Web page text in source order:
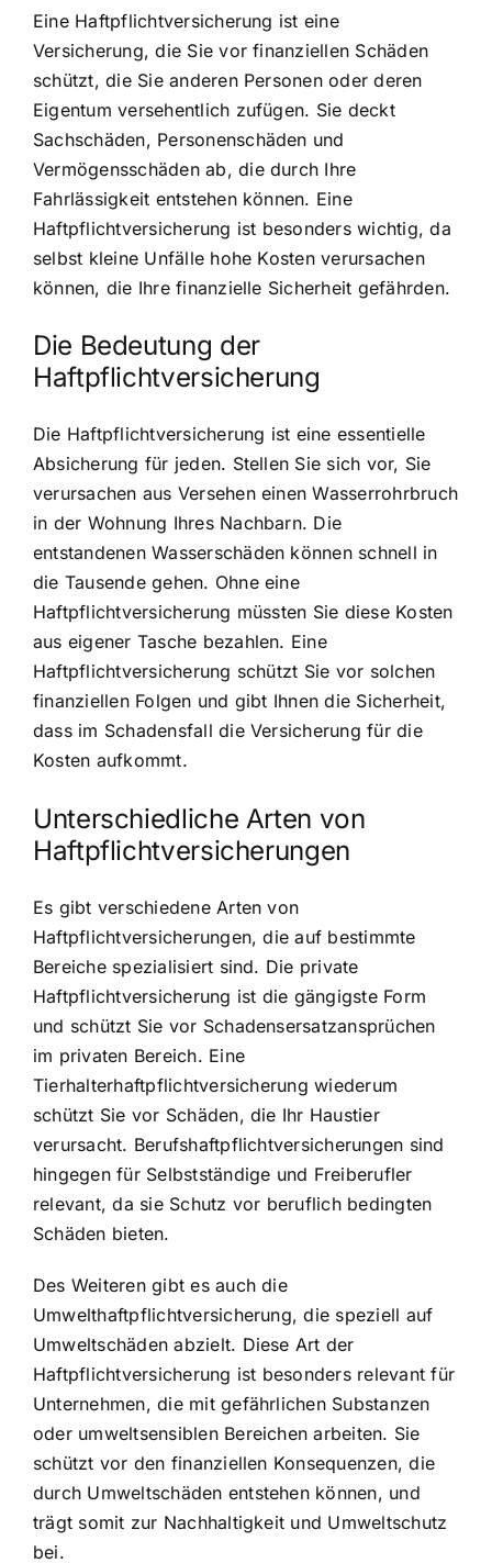
Eine Haftpflichtversicherung ist eine
Versicherung, die Sie vor finanziellen Schäden
schützt, die Sie anderen Personen oder deren
Eigentum versehentlich zufügen. Sie deckt
Sachschäden, Personenschäden und
Vermögensschäden ab, die durch Ihre
Fahrlässigkeit entstehen können. Eine
Haftpflichtversicherung ist besonders wichtig, da
selbst kleine Unfälle hohe Kosten verursachen
können, die Ihre finanzielle Sicherheit gefährden.
Die Bedeutung der
Haftpflichtversicherung
Die Haftpflichtversicherung ist eine essentielle
Absicherung für jeden. Stellen Sie sich vor, Sie
verursachen aus Versehen einen Wasserrohrbruch
in der Wohnung Ihres Nachbarn. Die
entstandenen Wasserschäden können schnell in
die Tausende gehen. Ohne eine
Haftpflichtversicherung müssten Sie diese Kosten
aus eigener Tasche bezahlen. Eine
Haftpflichtversicherung schützt Sie vor solchen
finanziellen Folgen und gibt Ihnen die Sicherheit,
dass im Schadensfall die Versicherung für die
Kosten aufkommt.
Unterschiedliche Arten von
Haftpflichtversicherungen
Es gibt verschiedene Arten von
Haftpflichtversicherungen, die auf bestimmte
Bereiche spezialisiert sind. Die private
Haftpflichtversicherung ist die gängigste Form
und schützt Sie vor Schadensersatzansprüchen
im privaten Bereich. Eine
Tierhalterhaftpflichtversicherung wiederum
schützt Sie vor Schäden, die Ihr Haustier
verursacht. Berufshaftpflichtversicherungen sind
hingegen für Selbstständige und Freiberufler
relevant, da sie Schutz vor beruflich bedingten
Schäden bieten.
Des Weiteren gibt es auch die
Umwelthaftpflichtversicherung, die speziell auf
Umweltschäden abzielt. Diese Art der
Haftpflichtversicherung ist besonders relevant für
Unternehmen, die mit gefährlichen Substanzen
oder umweltsensiblen Bereichen arbeiten. Sie
schützt vor den finanziellen Konsequenzen, die
durch Umweltschäden entstehen können, und
trägt somit zur Nachhaltigkeit und Umweltschutz
bei.